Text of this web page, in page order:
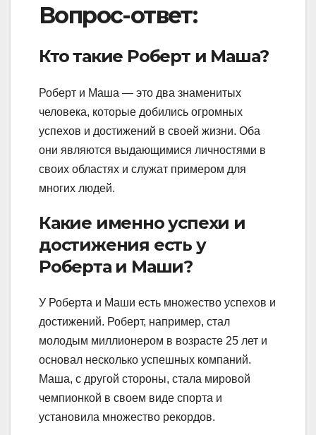
Вопрос-ответ:
Кто такие Роберт и Маша?
Роберт и Маша — это два знаменитых
человека, которые добились огромных
успехов и достижений в своей жизни. Оба
они являются выдающимися личностями в
своих областях и служат примером для
многих людей.
Какие именно успехи и
достижения есть у
Роберта и Маши?
У Роберта и Маши есть множество успехов и
достижений. Роберт, например, стал
молодым миллионером в возрасте 25 лет и
основал несколько успешных компаний.
Маша, с другой стороны, стала мировой
чемпионкой в своем виде спорта и
установила множество рекордов.